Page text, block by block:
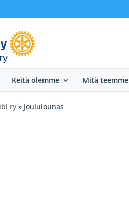
Keitä olemme Mitä teemme
ry » Joululounas